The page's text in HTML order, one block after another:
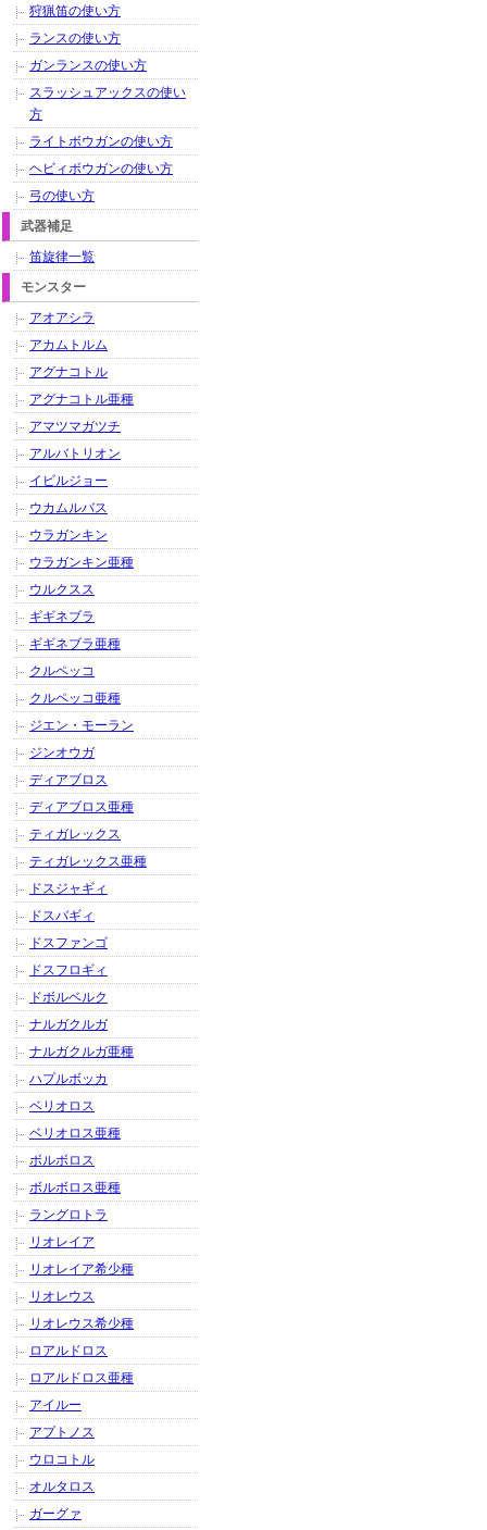
狩猟笛の使い方
ランスの使い方
ガンランスの使い方
スラッシュアックスの使い
方
ライトボウガンの使い方
ヘビィボウガンの使い方
弓の使い方
武器補足
笛旋律一覧
モンスター
アオアシラ
アカムトルム
アグナコトル
アグナコトル亜種
アマツマガツチ
アルバトリオン
イビルジョー
ウカムルバス
ウラガンキン
ウラガンキン亜種
ウルクスス
ギギネブラ
ギギネブラ亜種
クルペッコ
クルペッコ亜種
ジエン・モーラン
ジンオウガ
ディアブロス
ディアブロス亜種
ティガレックス
ティガレックス亜種
ドスジャギィ
ドスバギィ
ドスファンゴ
ドスフロギィ
ドボルベルク
ナルガクルガ
ナルガクルガ亜種
ハプルボッカ
ベリオロス
ベリオロス亜種
ボルボロス
ボルボロス亜種
ラングロトラ
リオレイア
リオレイア希少種
リオレウス
リオレウス希少種
ロアルドロス
ロアルドロス亜種
アイルー
アプトノス
ウロコトル
オルタロス
ガーグァ